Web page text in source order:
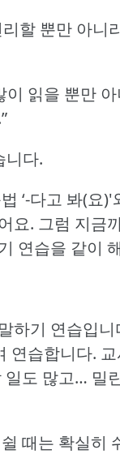
할 뿐만 아니
이 읽을 뿐만
니다.
‘-다고 봐(요)'
요. 그럼 지금
연습을 같이
하기 연습입니
연습합니다.
일도 많고… 밀
때는 확실히